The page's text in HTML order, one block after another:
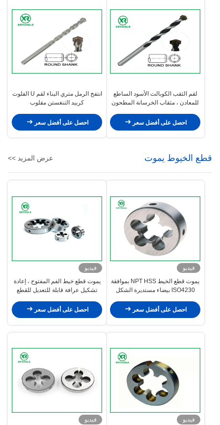
لقم الثقب الكوبالت الأسود الساطع
للمعادن ، مثقاب الخرسانة المطحون
احصل على أفضل سعر
انتفخ الرمل متري البناء لقم U الفلوت
كربيد التنغستن مقلوب
احصل على أفضل سعر
قطع الخيوط يموت عرض المزيد >>
فيديو
يموت قطع الخيط NPT HSS بموافقة
ISO4230 بيضاء مستديرة الشكل
احصل على أفضل سعر
فيديو
يموت قطع خيط الفم المفتوح ، إعادة
تشكيل عرافة قابلة للتعديل للقطع
احصل على أفضل سعر
فيديو
فيديو